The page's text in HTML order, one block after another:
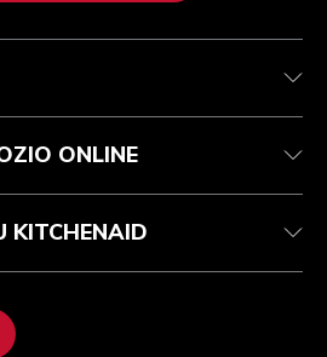
ONLINE
KITCHENAID